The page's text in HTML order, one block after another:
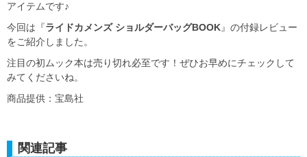
アイテムです♪
今回は『ライドカメンズ ショルダーバッグBOOK』の付録レビュー
をご紹介しました。
注目の初ムック本は売り切れ必至です！ぜひお早めにチェックして
みてくださいね。
商品提供：宝島社
関連記事